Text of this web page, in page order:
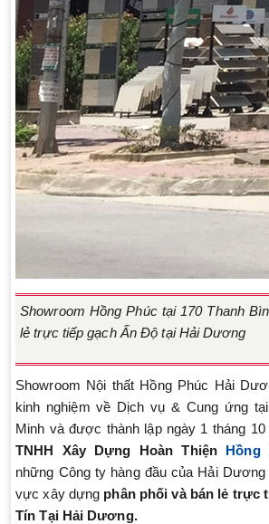
Showroom Hồng Phúc tại 170 Thanh
lẻ trực tiếp gạch Ấn Độ tại Hải Dương
Showroom Nội thất Hồng Phúc Hải
kinh nghiệm về Dịch vụ & Cung ứng
Minh và được thành lập ngày 1 tháng
TNHH Xây Dựng Hoàn Thiện Hồng
những Công ty hàng đầu của Hải
vực xây dựng phân phối và bán lẻ trực
Tín Tại Hải Dương.